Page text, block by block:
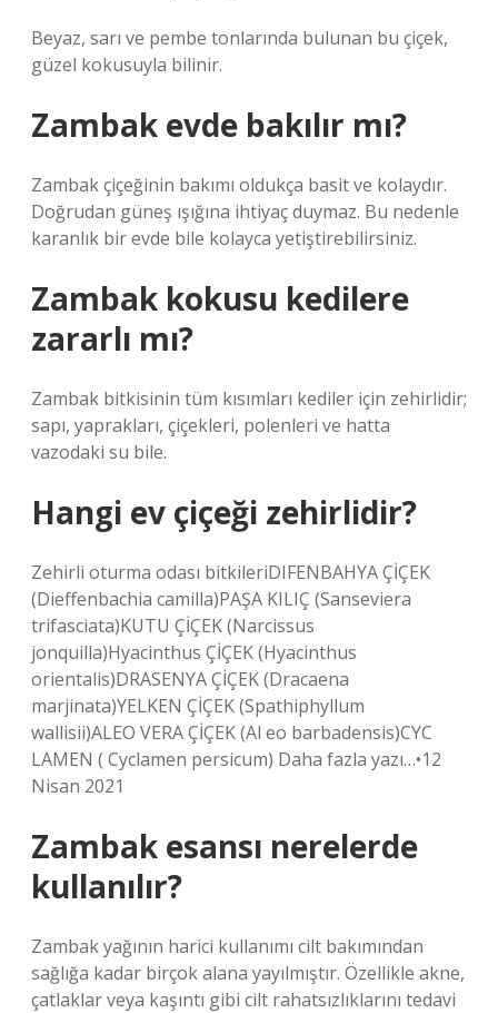
Beyaz, sarı ve pembe tonlarında bulunan bu çiçek,
güzel kokusuyla bilinir.
Zambak evde bakılır mı?
Zambak çiçeğinin bakımı oldukça basit ve kolaydır.
Doğrudan güneş ışığına ihtiyaç duymaz. Bu nedenle
karanlık bir evde bile kolayca yetiştirebilirsiniz.
Zambak kokusu kedilere
zararlı mı?
Zambak bitkisinin tüm kısımları kediler için zehirlidir;
sapı, yaprakları, çiçekleri, polenleri ve hatta
vazodaki su bile.
Hangi ev çiçeği zehirlidir?
Zehirli oturma odası bitkileriDIFENBAHYA ÇİÇEK
(Dieffenbachia camilla)PAŞA KILIÇ (Sanseviera
trifasciata)KUTU ÇİÇEK (Narcissus
jonquilla)Hyacinthus ÇİÇEK (Hyacinthus
orientalis)DRASENYA ÇİÇEK (Dracaena
marjinata)YELKEN ÇİÇEK (Spathiphyllum
wallisii)ALEO VERA ÇİÇEK (Al eo barbadensis)CYC
LAMEN ( Cyclamen persicum) Daha fazla yazı…•12
Nisan 2021
Zambak esansı nerelerde
kullanılır?
Zambak yağının harici kullanımı cilt bakımından
sağlığa kadar birçok alana yayılmıştır. Özellikle akne,
çatlaklar veya kaşıntı gibi cilt rahatsızlıklarını tedavi